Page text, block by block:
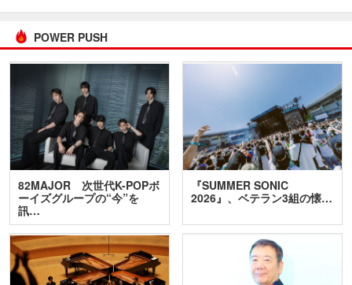
POWER PUSH
82MAJOR 次世代K-POPボ
ーイズグループの“今”を
訊…
『SUMMER SONIC
2026』、ベテラン3組の懐…